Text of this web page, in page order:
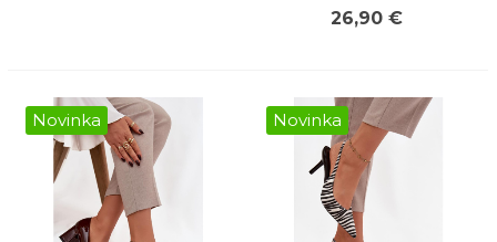
26,90 €
Novinka Novinka